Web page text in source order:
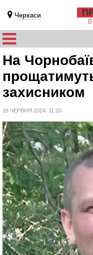
Черкаси
На
захисником
18 ЧЕРВНЯ 2024, 11:20